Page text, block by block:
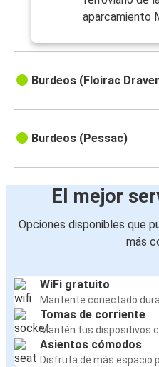
aparcamiento
Burdeos (Floirac
Burdeos (Pessac)
El mejor
Opciones disponibles que
más
WiFi gratuito
Mantente conectado
Tomas de corriente
Mantén tus dispositivos
Asientos cómodos
Disfruta de más espacio